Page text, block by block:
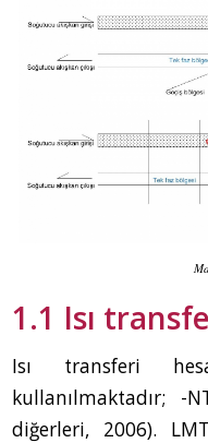
1.1 Isı
Isı transferi
kullanılmaktadır;
diğerleri, 2006).